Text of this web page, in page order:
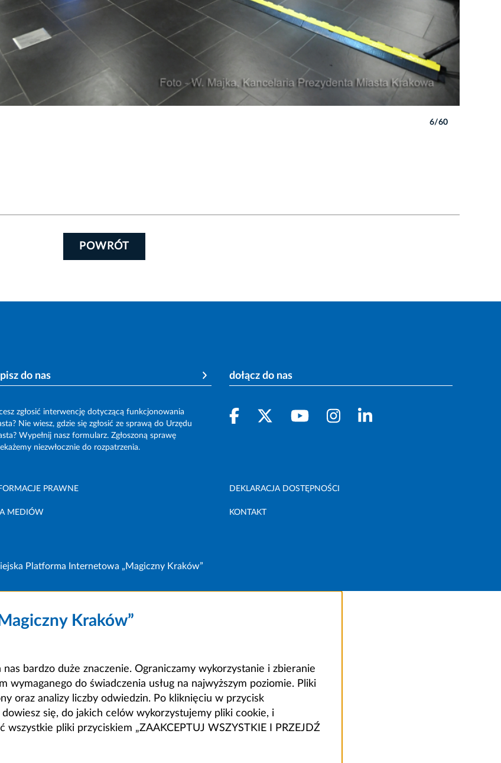
6/60
POWRÓT
do nas
zgłosić interwencję dotyczącą funkcjonowania
Nie wiesz, gdzie się zgłosić ze sprawą do Urzędu
Wypełnij nasz formularz. Zgłoszoną sprawę
niezwłocznie do rozpatrzenia.
dołącz do nas
PRAWNE DEKLARACJA DOSTĘPNOŚCI
MEDIÓW KONTAKT
Platforma Internetowa „Magiczny Kraków”
Kraków”
bardzo duże znaczenie. Ograniczamy wykorzystanie i zbieranie
do świadczenia usług na najwyższym poziomie. Pliki
oraz analizy liczby odwiedzin. Po kliknięciu w przycisk
się, do jakich celów wykorzystujemy pliki cookie, i
pliki przyciskiem „ZAAKCEPTUJ WSZYSTKIE I PRZEJDŹ